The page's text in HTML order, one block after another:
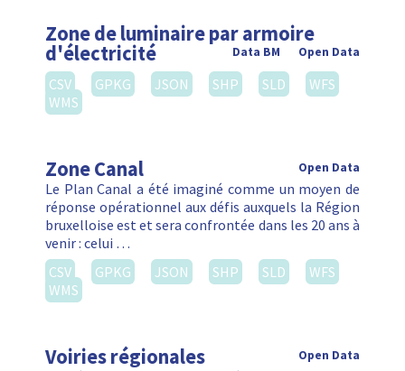
Zone de luminaire par armoire
d'électricité Open Data
Data BM
CSV GPKG JSON SHP SLD
WFS
WMS
Zone Canal Open Data
Le Plan Canal a été imaginé comme un moyen de
réponse opérationnel aux défis auxquels la Région
bruxelloise est et sera confrontée dans les 20 ans à
venir : celui …
CSV
GPKG JSON SHP SLD
WFS
WMS
Voiries régionales
Open Data